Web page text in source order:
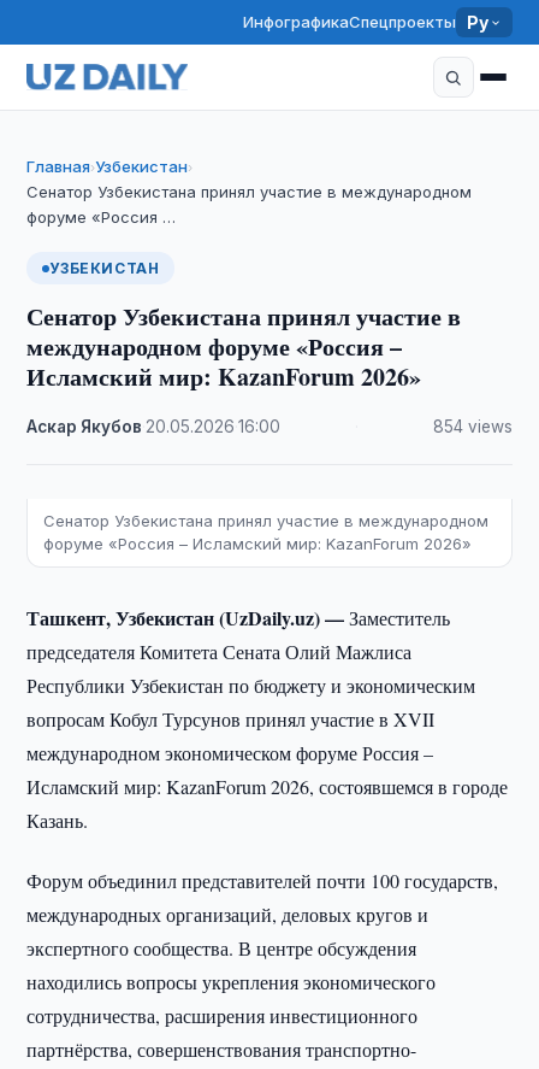
ИнфографикаСпецпроекты Ру
Главная›Узбекистан›
Сенатор Узбекистана принял участие в международном
форуме «Россия …
УЗБЕКИСТАН
Сенатор Узбекистана принял участие в
международном форуме «Россия –
Исламский мир: KazanForum 2026»
Аскар Якубов 20.05.2026 ·16:00 854 views
Сенатор Узбекистана принял участие в международном
форуме «Россия – Исламский мир: KazanForum 2026»
Ташкент, Узбекистан (UzDaily.uz) —Заместитель
председателя Комитета Сената Олий Мажлиса
Республики Узбекистан по бюджету и экономическим
вопросам Кобул Турсунов принял участие в XVII
международном экономическом форуме Россия –
Исламский мир: KazanForum 2026, состоявшемся в городе
Казань.
Форум объединил представителей почти 100 государств,
международных организаций, деловых кругов и
экспертного сообщества. В центре обсуждения
находились вопросы укрепления экономического
сотрудничества, расширения инвестиционного
партнёрства, совершенствования транспортно-